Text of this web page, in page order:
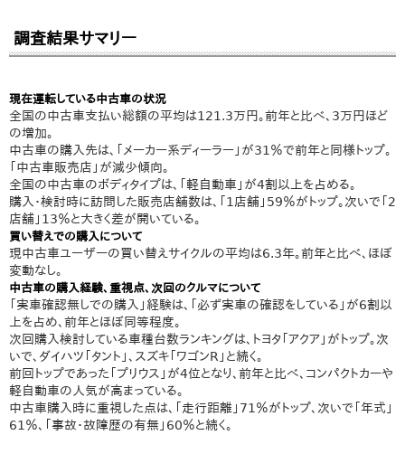
調査結果サマリー
現在運転している中古車の状況
全国の中古車支払い総額の平均は121.3万円。前年と比べ、3万円ほど
の増加。
中古車の購入先は、「メーカー系ディーラー」が31％で前年と同様トップ。
「中古車販売店」が減少傾向。
全国の中古車のボディタイプは、「軽自動車」が4割以上を占める。
購入・検討時に訪問した販売店舗数は、「1店舗」59％がトップ。次いで「2
店舗」13％と大きく差が開いている。
買い替えでの購入について
現中古車ユーザーの買い替えサイクルの平均は6.3年。前年と比べ、ほぼ
変動なし。
中古車の購入経験、重視点、次回のクルマについて
「実車確認無しでの購入」経験は、「必ず実車の確認をしている」が6割以
上を占め、前年とほぼ同等程度。
次回購入検討している車種台数ランキングは、トヨタ「アクア」がトップ。次
いで、ダイハツ「タント」、スズキ「ワゴンR」と続く。
前回トップであった「プリウス」が4位となり、前年と比べ、コンパクトカーや
軽自動車の人気が高まっている。
中古車購入時に重視した点は、「走行距離」71％がトップ、次いで「年式」
61％、「事故・故障歴の有無」60％と続く。